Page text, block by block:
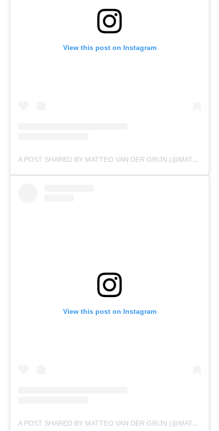
View this post on Instagram
A POST SHARED BY MATTEO VAN DER GRIJN (@MATTEOVDGRIJN)
View this post on Instagram
A POST SHARED BY MATTEO VAN DER GRIJN (@MATTEOVDGRIJN)